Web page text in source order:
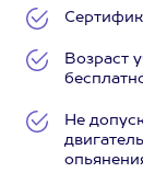
Возраст
Не